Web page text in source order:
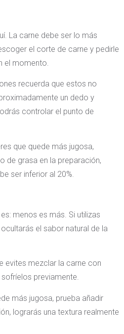
La carne debe ser lo más
el corte de carne y pedirle
el momento.
recuerda que estos no
un dedo y
controlar el punto de
que quede más jugosa,
de grasa en la preparación,
ser inferior al 20%.
menos es más. Si utilizas
el sabor natural de la
evites mezclar la carne con
previamente.
más jugosa, prueba añadir
lograrás una textura realmente